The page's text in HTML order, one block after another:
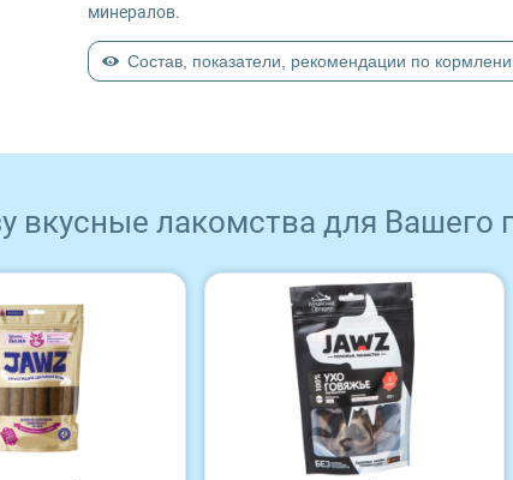
минералов.
Состав, показатели, рекомендации по
вкусные лакомства для Вашего